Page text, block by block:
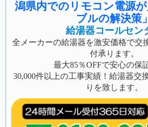
潟県内でのリモコン電源
ブルの解決策」
給湯器コールセン
全メーカーの給湯器を激安価格で交
付承ります。
最大85％OFFで安心の保
30,000件以上の工事実績！給湯器交
りを致します。